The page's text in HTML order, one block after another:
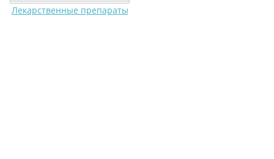
Лекарственные препараты